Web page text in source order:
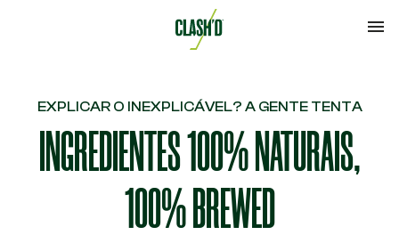
Home
Brewed
Onde Comprar
EXPLICAR O INEXPLICÁVEL? A GENTE TENTA
INGREDIENTES 100% NATURAIS,
100% BREWED